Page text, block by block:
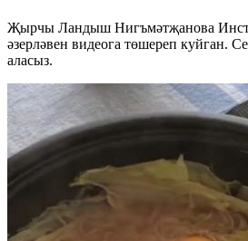
Җырчы Ландыш Нигъмәтҗанова
әзерләвен видеога төшереп куйган.
аласыз.